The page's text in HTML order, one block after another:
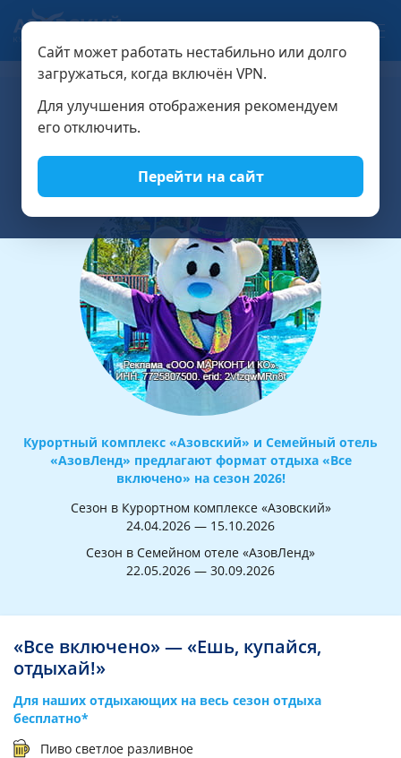
Сайт может работать нестабильно или долго
загружаться, когда включён VPN.
Для улучшения отображения рекомендуем
его отключить.
Перейти на сайт
РАСЧЁТ СТОИМОСТИ
«Все включено» — концепция отдыха в
Курортный комплекс «Азовский» и Семейный отель
«АзовЛенд» предлагают формат отдыха «Все
включено» на сезон 2026!
Сезон в Курортном комплексе «Азовский»
24.04.2026 — 15.10.2026
Сезон в Семейном отеле «АзовЛенд»
22.05.2026 — 30.09.2026
«Все включено» — «Ешь, купайся,
отдыхай!»
Для наших отдыхающих на весь сезон отдыха
бесплатно*
Пиво светлое разливное